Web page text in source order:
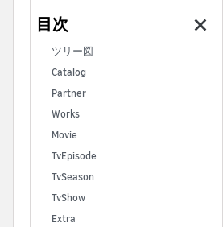
ツリー図
Catalog
Partner
Works
Movie
TvEpisode
TvSeason
TvShow
Extra